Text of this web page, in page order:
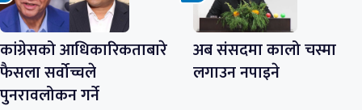
कांग्रेसको आधिकारिकताबारे
फैसला सर्वोच्चले
पुनरावलोकन गर्ने
अब संसदमा कालो चस्मा
लगाउन नपाइने